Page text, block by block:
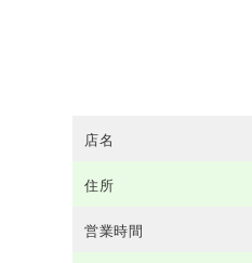
店名
住所
営業時間